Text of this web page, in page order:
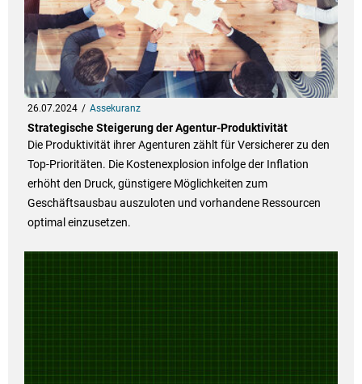
26.07.2024 Assekuranz
Strategische Steigerung der Agentur-Produktivität
Die Produktivität ihrer Agenturen zählt für Versicherer zu den
Top-Prioritäten. Die Kostenexplosion infolge der Inflation
erhöht den Druck, günstigere Möglichkeiten zum
Geschäftsausbau auszuloten und vorhandene Ressourcen
optimal einzusetzen.